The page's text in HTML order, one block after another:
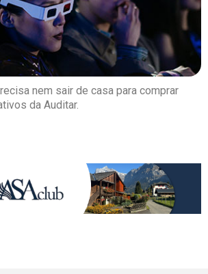
nem sair de casa para comprar
da Auditar.